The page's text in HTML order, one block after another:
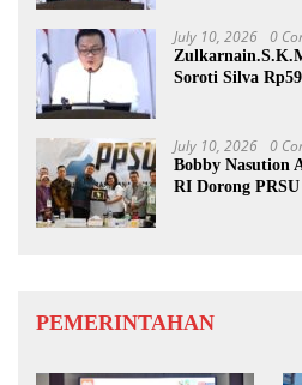
July 10, 2026 0
Soroti Silva
July 10, 2026 0
Bobby Nasution
RI Dorong
PEMERINTAHAN